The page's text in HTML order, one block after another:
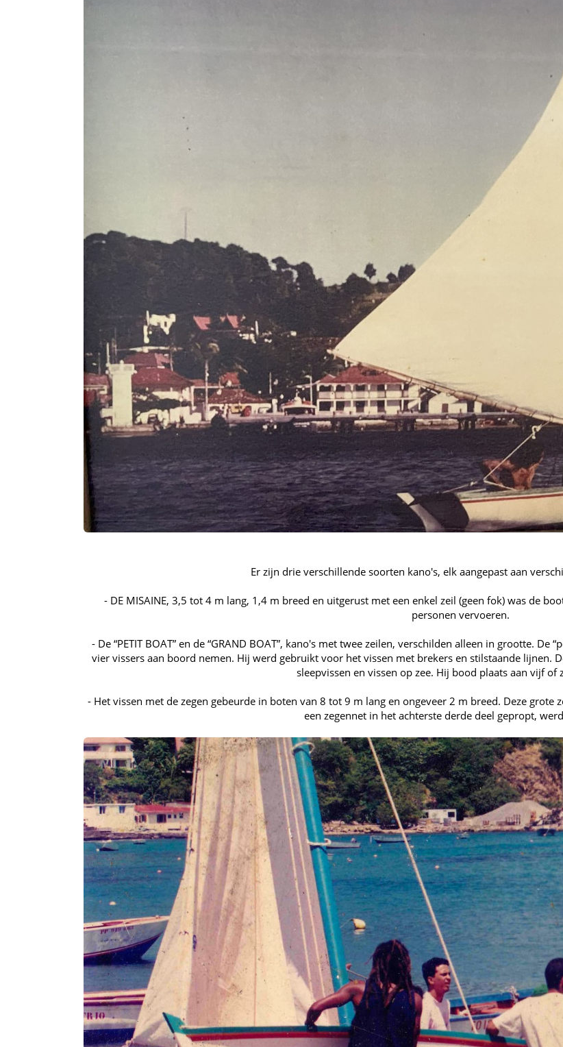
Er zijn drie verschillende soorten kano's, elk aangepast aan
- DE MISAINE, 3,5 tot 4 m lang, 1,4 m breed en uitgerust met een enkel zeil (geen fok) was de
personen vervoeren.
- De “PETIT BOAT” en de “GRAND BOAT”, kano's met twee zeilen, verschilden alleen in grootte.
vier vissers aan boord nemen. Hij werd gebruikt voor het vissen met brekers en stilstaande lijnen.
sleepvissen en vissen op zee. Hij bood plaats aan vijf of
- Het vissen met de zegen gebeurde in boten van 8 tot 9 m lang en ongeveer 2 m breed. Deze
een zegennet in het achterste derde deel gepropt,